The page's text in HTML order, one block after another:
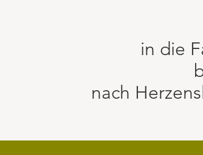
in die
nach